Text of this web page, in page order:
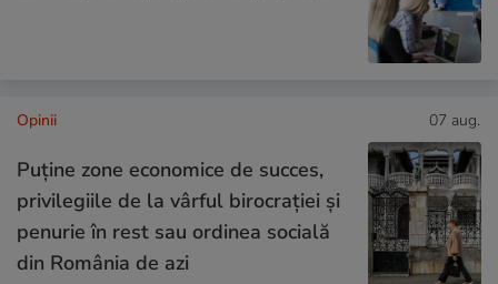
Opinii 07 aug.
Puține zone economice de succes,
privilegiile de la vârful birocrației și
penurie în rest sau ordinea socială
din România de azi